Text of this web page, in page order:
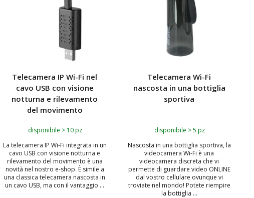
Telecamera IP Wi-Fi nel
cavo USB con visione
notturna e rilevamento
del movimento
disponibile > 10 pz
La telecamera IP Wi-Fi integrata in un
cavo USB con visione notturna e
rilevamento del movimento è una
novità nel nostro e-shop. È simile a
una classica telecamera nascosta in
un cavo USB, ma con il vantaggio ...
Telecamera Wi-Fi
nascosta in una bottiglia
sportiva
disponibile > 5 pz
Nascosta in una bottiglia sportiva, la
videocamera Wi-Fi è una
videocamera discreta che vi
permette di guardare video ONLINE
dal vostro cellulare ovunque vi
troviate nel mondo! Potete riempire
la bottiglia ...